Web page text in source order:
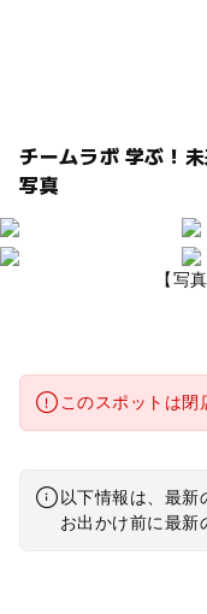
チームラボ 学ぶ！
写真
【写
このスポットは閉
以下情報は、最新
お出かけ前に最新